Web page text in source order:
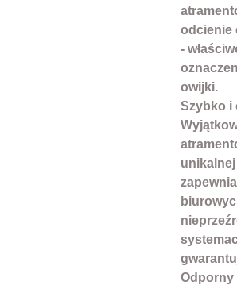
odcienie
-
owijki.
Szybko i
Odporny